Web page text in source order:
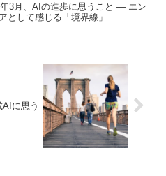
3月、AIの進歩に思うこと ― エン
として感じる「境界線」
に思う